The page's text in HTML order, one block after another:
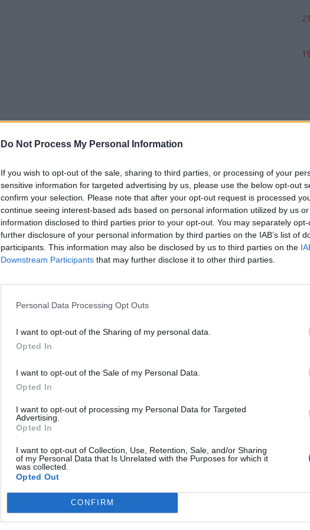
Do Not Process My Personal Information
If you wish to opt-out of the sale, sharing to third parties, or processing of your
sensitive information for targeted advertising by us, please use the below opt-out
confirm your selection. Please note that after your opt-out request is processed
continue seeing interest-based ads based on personal information utilized by us
information disclosed to third parties prior to your opt-out. You may separately
further disclosure of your personal information by third parties on the IAB’s list of
participants. This information may also be disclosed by us to third parties on the
Downstream Participants that may further disclose it to other third parties.
Personal Data Processing Opt Outs
I want to opt-out of the Sharing of my personal data.
Opted In
I want to opt-out of the Sale of my Personal Data.
Opted In
I want to opt-out of processing my Personal Data for Targeted
Advertising.
Opted In
I want to opt-out of Collection, Use, Retention, Sale, and/or Sharing
of my Personal Data that Is Unrelated with the Purposes for which it
was collected.
Opted Out
CONFIRM